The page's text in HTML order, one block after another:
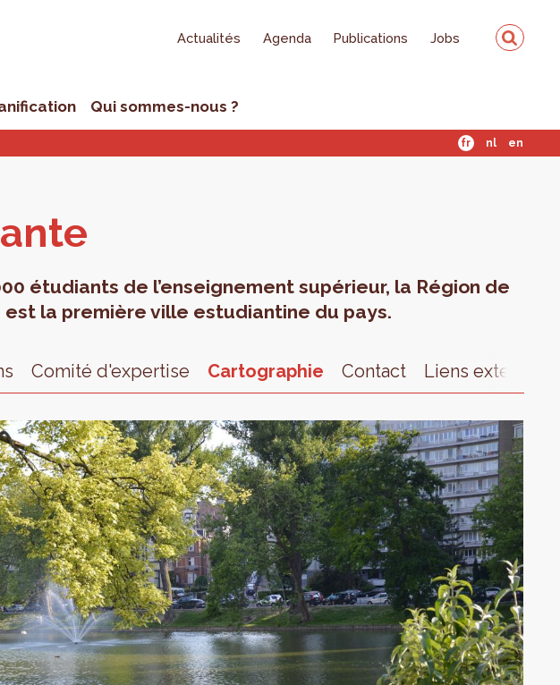
Actualités Agenda Publications Jobs
Qui sommes-nous ?
fr nl en
étudiants de l’enseignement supérieur, la Région de
la première ville estudiantine du pays.
Comité d'expertise Cartographie Contact Liens externes